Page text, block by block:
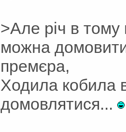
>Але річ в
можна
премєра,
Ходила кобила
домовлятися...